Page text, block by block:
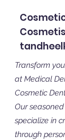
Transform
at Medical
Cosmetic
Our
specialize in
through